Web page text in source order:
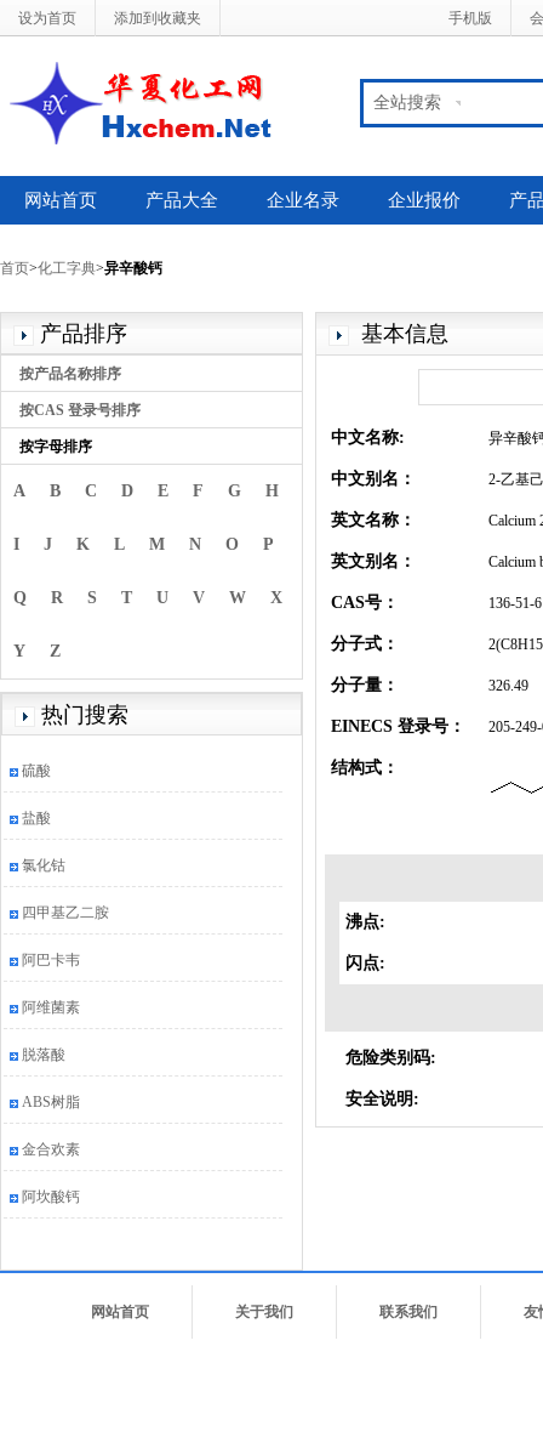
设为首页 添加到收藏夹 手机版
全站搜索
网站首页 产品大全 企业名录 企业报价 产
首页>化工字典>异辛酸钙
产品排序
按产品名称排序
按CAS 登录号排序
按字母排序
A B C D E F G H
I J K L M N O P
Q R S T U V W X
Y Z
热门搜索
硫酸
盐酸
氯化钴
四甲基乙二胺
阿巴卡韦
阿维菌素
脱落酸
ABS树脂
金合欢素
阿坎酸钙
基本信息
中文名称: 异辛酸
中文别名： 2-乙基
英文名称： Calcium
英文别名： Calcium
CAS号： 136-51-6
分子式：
分子量： 326.49
EINECS 登录号： 205-
结构式：
沸点:
闪点:
危险类别码:
安全说明:
网站首页 关于我们 联系我们 友